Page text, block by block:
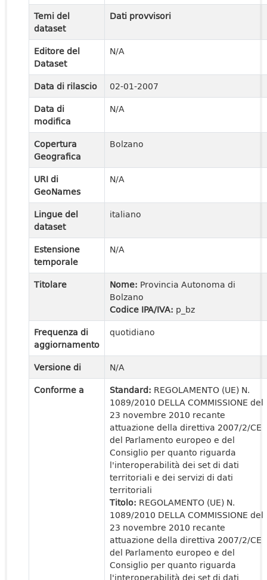
Temi del
dataset
Dati provvisori
Editore del
Dataset
N/A
Data di rilascio
02-01-2007
Data di
modifica
N/A
Copertura
Geografica
Bolzano
URI di
GeoNames
N/A
Lingue del
dataset
italiano
Estensione
temporale
N/A
Titolare Nome: Provincia Autonoma di
Bolzano
Codice IPA/IVA: p_bz
Frequenza di
aggiornamento
quotidiano
Versione di
N/A
Conforme a
Standard: REGOLAMENTO (UE) N.
1089/2010 DELLA COMMISSIONE del
23 novembre 2010 recante
attuazione della direttiva 2007/2/CE
del Parlamento europeo e del
Consiglio per quanto riguarda
l'interoperabilità dei set di dati
territoriali e dei servizi di dati
territoriali
Titolo: REGOLAMENTO (UE) N.
1089/2010 DELLA COMMISSIONE del
23 novembre 2010 recante
attuazione della direttiva 2007/2/CE
del Parlamento europeo e del
Consiglio per quanto riguarda
l'interoperabilità dei set di dati